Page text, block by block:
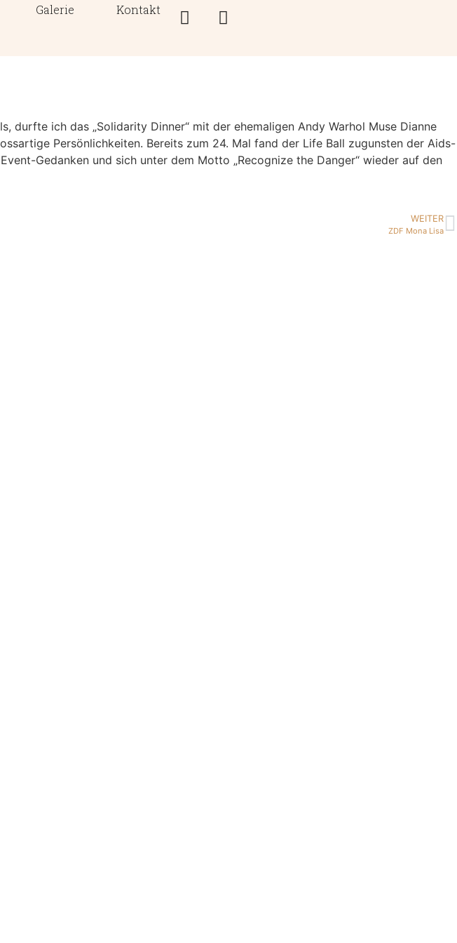
Galerie Kontakt
durfte ich das „Solidarity Dinner“ mit der ehemaligen Andy Warhol Muse Dianne
Persönlichkeiten. Bereits zum 24. Mal fand der Life Ball zugunsten der Aids-
Gedanken und sich unter dem Motto „Recognize the Danger“ wieder auf den
WEITER
ZDF Mona Lisa